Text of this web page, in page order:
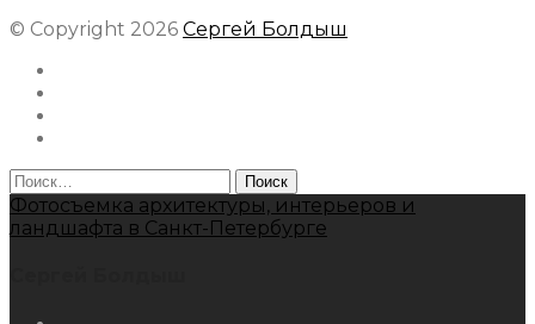
© Copyright 2026 Сергей Болдыш
Найти:
Фотосъемка архитектуры, интерьеров и
ландшафта в Санкт-Петербурге